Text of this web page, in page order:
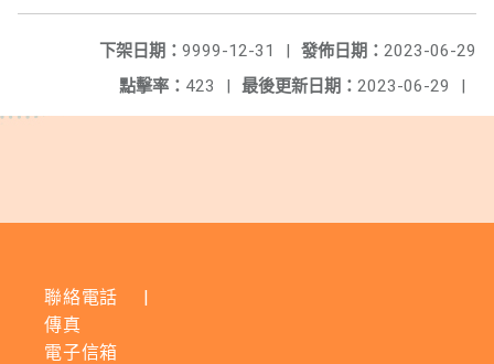
發佈日期： 2023-06-29
下架日期： 9999-12-31
|
最後更新日期： 2023-06-29 |
點擊率： 423 |
聯絡電話
|
傳真
電子信箱